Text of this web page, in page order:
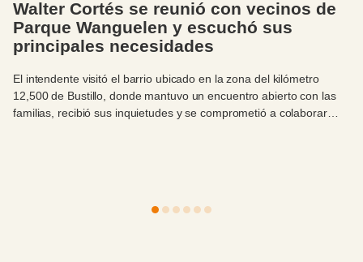
Cortés se reunió con vecinos de
Wanguelen y escuchó sus
necesidades
visitó el barrio ubicado en la zona del kilómetro
de Bustillo, donde mantuvo un encuentro abierto con las
recibió sus inquietudes y se comprometió a colaborar